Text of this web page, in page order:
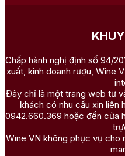
Chấp hành nghị định số 94/
xuất, kinh doanh rượu, Wine
Đây chỉ là một trang web tư
khách có nhu cầu xin liên
0942.660.369 hoặc đến cửa
Wine VN không phục vụ cho